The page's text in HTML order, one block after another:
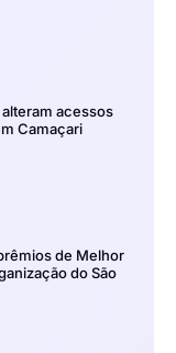
acessos
Camaçari
de Melhor
do São